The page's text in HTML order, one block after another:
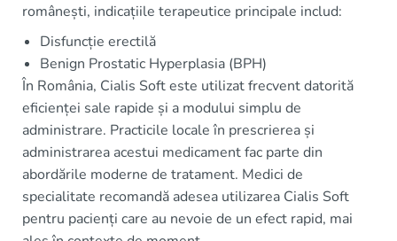
românești, indicațiile terapeutice principale includ:
Disfuncție erectilă
Benign Prostatic Hyperplasia (BPH)
În România, Cialis Soft este utilizat frecvent datorită
eficienței sale rapide și a modului simplu de
administrare. Practicile locale în prescrierea și
administrarea acestui medicament fac parte din
abordările moderne de tratament. Medici de
specialitate recomandă adesea utilizarea Cialis Soft
pentru pacienți care au nevoie de un efect rapid, mai